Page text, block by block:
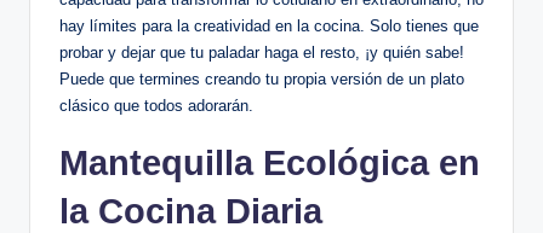
hay límites para la creatividad en la cocina. Solo tienes que
probar y dejar que tu paladar haga el resto, ¡y quién sabe!
Puede que termines creando tu propia versión de un plato
clásico que todos adorarán.
Mantequilla Ecológica en
la Cocina Diaria